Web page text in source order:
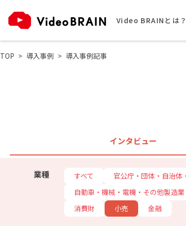
Video BRAINとは？
TOP 導入事例 導入事例記事
インタビュー
業種 すべて 官公庁・団体・自治体
自動車・機械・電機・その他製造業
消費財
小売 金融